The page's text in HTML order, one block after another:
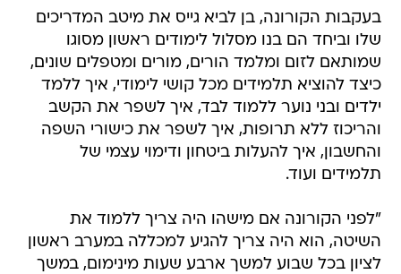
בעקבות הקורונה, בן לביא גייס את מיטב המדריכים
שלו וביחד הם בנו מסלול לימודים ראשון מסוגו
שמותאם לזום ומלמד הורים, מורים ומטפלים שונים,
כיצד להוציא תלמידים מכל קושי לימודי, איך ללמד
ילדים ובני נוער ללמוד לבד, איך לשפר את הקשב
והריכוז ללא תרופות, איך לשפר את כישורי השפה
והחשבון, איך להעלות ביטחון ודימוי עצמי של
תלמידים ועוד.
"לפני הקורונה אם מישהו היה צריך ללמוד את
השיטה, הוא היה צריך להגיע למכללה במערב ראשון
לציון בכל שבוע למשך ארבע שעות מינימום, במשך